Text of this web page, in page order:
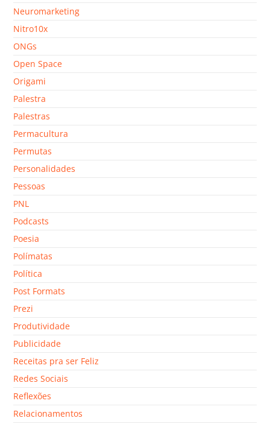
Neuromarketing
Nitro10x
ONGs
Open Space
Origami
Palestra
Palestras
Permacultura
Permutas
Personalidades
Pessoas
PNL
Podcasts
Poesia
Polímatas
Política
Post Formats
Prezi
Produtividade
Publicidade
Receitas pra ser Feliz
Redes Sociais
Reflexões
Relacionamentos